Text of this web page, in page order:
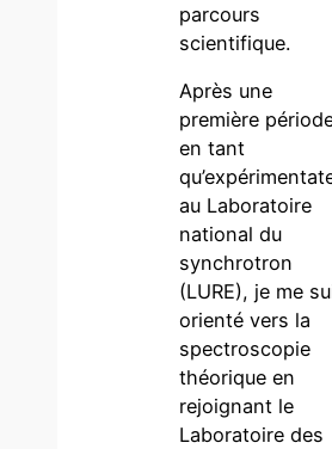
parcours
scientifique.
Après une
première
en tant
au Laboratoire
national du
synchrotron
(LURE), je me
orienté vers la
spectroscopie
théorique en
rejoignant le
Laboratoire des